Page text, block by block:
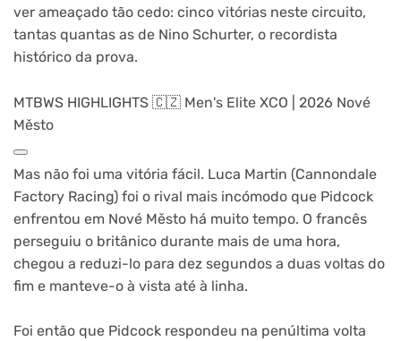
ver ameaçado tão cedo: cinco vitórias neste circuito,
tantas quantas as de Nino Schurter, o recordista
histórico da prova.
MTBWS HIGHLIGHTS 🇨🇿 Men's Elite XCO | 2026 Nové
Město​
Mas não foi uma vitória fácil. Luca Martin (Cannondale
Factory Racing) foi o rival mais incómodo que Pidcock
enfrentou em Nové Město há muito tempo. O francês
perseguiu o britânico durante mais de uma hora,
chegou a reduzi-lo para dez segundos a duas voltas do
fim e manteve-o à vista até à linha.
Foi então que Pidcock respondeu na penúltima volta